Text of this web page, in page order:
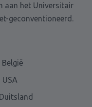
aan het Universitair
geconventioneerd.